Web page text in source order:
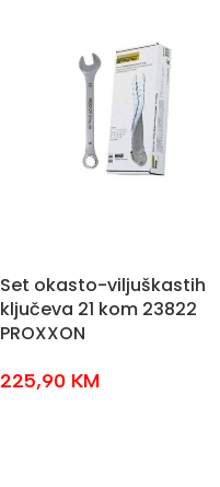
Set okasto-viljuškastih
ključeva 21 kom 23822
PROXXON
225,90 KM